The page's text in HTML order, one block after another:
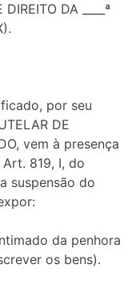
DA ____ª
por seu
DE
vem à presença
819, I, do
suspensão do
da penhora
os bens).